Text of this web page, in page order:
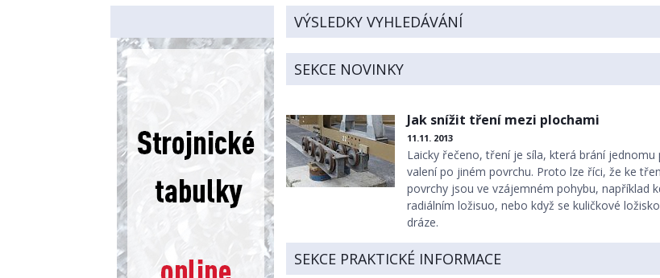
VÝSLEDKY VYHLEDÁVÁNÍ
SEKCE NOVINKY
Jak snížit tření mezi plochami
11.11. 2013
Laicky řečeno, tření je síla, která brání jednomu
valení po jiném povrchu. Proto lze říci, že ke
povrchy jsou ve vzájemném pohybu, například
radiálním ložisuo, nebo když se kuličkové
dráze.
SEKCE PRAKTICKÉ INFORMACE